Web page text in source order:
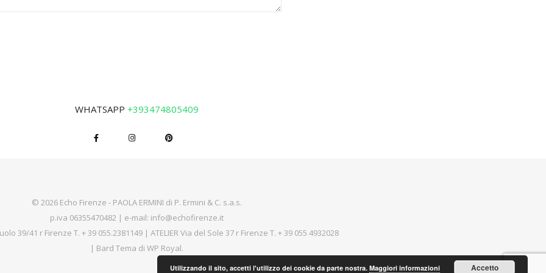
WHATSAPP +393474805409
© 2026 Echo Firenze - PAOLA ERMINI di P. Ermini & C. s.a.s.
p.iva 06355470482 | e-mail: info@echofirenze.it
39/41 r Firenze T. + 39 055.2381149 | ATELIER Via del Sole 37 r Firenze T. + 39 055 4932028
| Bard Tema di WP Royal.
Utilizzando il sito, accetti l'utilizzo dei cookie da parte nostra. Maggiori informazioni Accetto